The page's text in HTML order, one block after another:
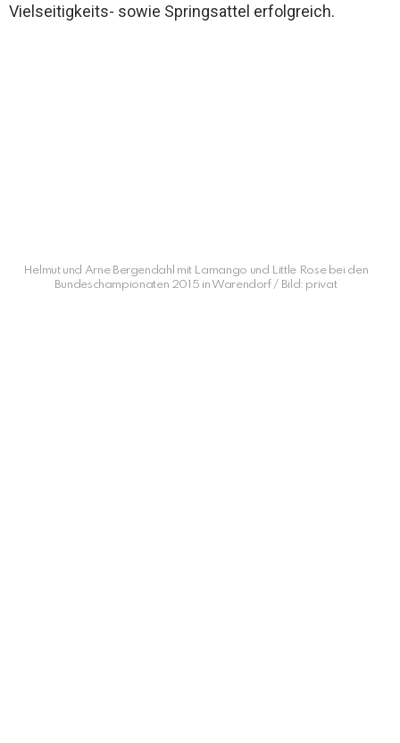
Vielseitigkeits- sowie Springsattel erfolgreich.
Helmut und Arne Bergendahl mit Lamango und Little Rose bei den
Bundeschampionaten 2015 in Warendorf / Bild: privat